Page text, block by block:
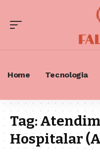
Home Tecnologia
Tag:
Hospitalar